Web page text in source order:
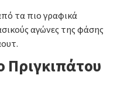
τα πιο γραφικά
αγώνες της φάσης
Πριγκιπάτου